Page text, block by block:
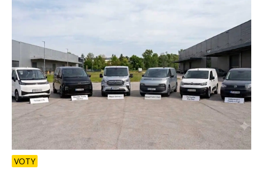
VOTY